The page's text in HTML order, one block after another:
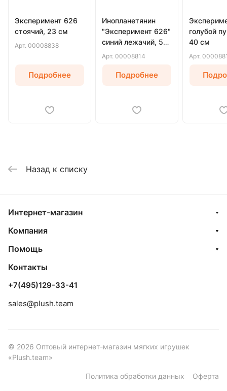
Эксперимент 626
стоячий, 23 см
Арт. 00008838
Подробнее
Инопланетянин
"Эксперимент 626"
синий лежачий, 53
см
Арт. 00008814
Подробнее
голубой
40 см
Арт.
Назад к списку
Интернет-магазин
Компания
Помощь
Контакты
+7(495)129-33-41
sales@plush.team
© 2026 Оптовый интернет-магазин мягких игрушек
«Plush.team»
Политика обработки данных Оферта